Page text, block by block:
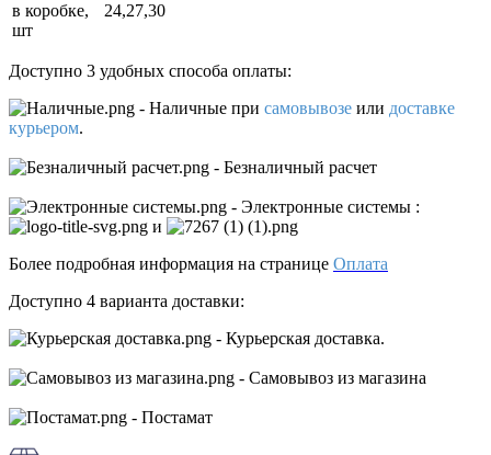
в коробке,
шт
24,27,30
Доступно 3 удобных способа оплаты:
- Наличные при самовывозе или доставке
курьером.
- Безналичный расчет
- Электронные системы :
и
Более подробная информация на странице Оплата
Доступно 4 варианта доставки:
- Курьерская доставка.
- Самовывоз из магазина
- Постамат